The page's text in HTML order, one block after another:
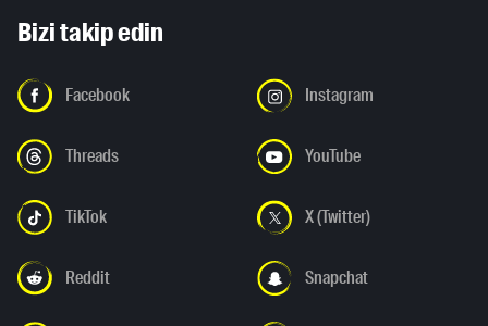
Bizi takip edin
Facebook Instagram
Threads YouTube
TikTok X (Twitter)
Reddit Snapchat